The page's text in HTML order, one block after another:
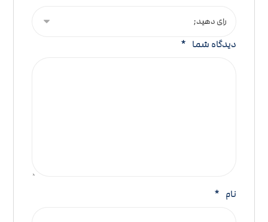
دیدگاه شما *
نام *